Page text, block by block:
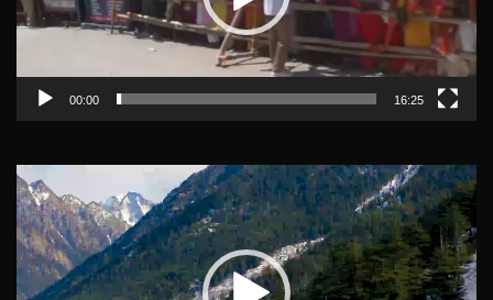
00:00 16:25
Video
Player